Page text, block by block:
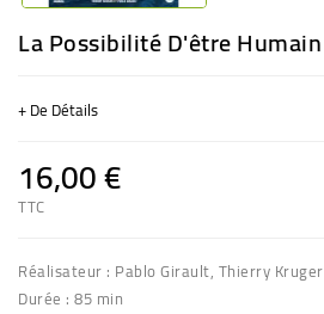
La Possibilité D'être Humain
+ De Détails
16,00 €
TTC
Réalisateur : Pablo Girault, Thierry Kruger
Durée : 85 min